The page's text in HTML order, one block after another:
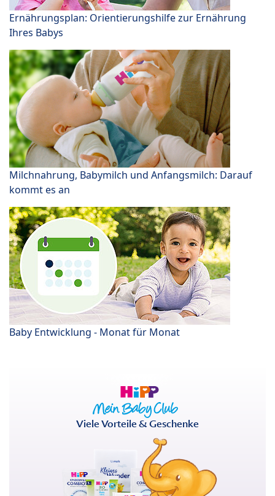
Ernährungsplan: Orientierungshilfe zur Ernährung
Ihres Babys
Milchnahrung, Babymilch und Anfangsmilch: Darauf
kommt es an
Baby Entwicklung - Monat für Monat
Viele Vorteile & Geschenke